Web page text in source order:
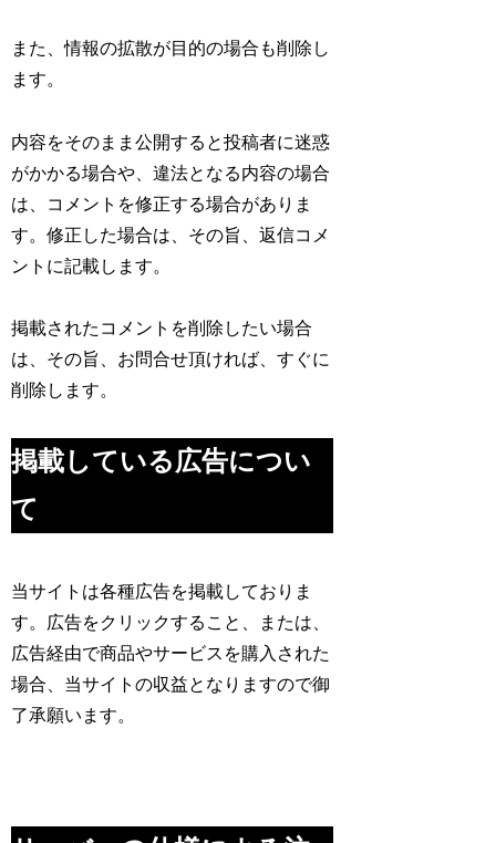
また、情報の拡散が目的の場合も削除し
ます。
内容をそのまま公開すると投稿者に迷惑
がかかる場合や、違法となる内容の場合
は、コメントを修正する場合がありま
す。修正した場合は、その旨、返信コメ
ントに記載します。
掲載されたコメントを削除したい場合
は、その旨、お問合せ頂ければ、すぐに
削除します。
掲載している広告につい
て
当サイトは各種広告を掲載しておりま
す。広告をクリックすること、または、
広告経由で商品やサービスを購入された
場合、当サイトの収益となりますので御
了承願います。